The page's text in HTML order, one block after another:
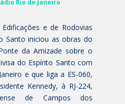
Rio de Janeiro
e de Rodovias
Santo iniciou as obras do
da Amizade sobre o
do Espírito Santo com
e que liga a ES-060,
Kennedy, à RJ-224,
de Campos dos